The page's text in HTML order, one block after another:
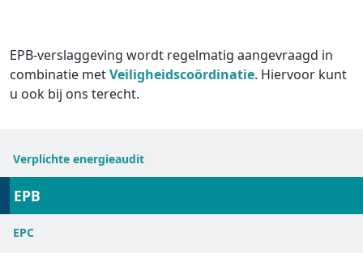
EPB-verslaggeving wordt regelmatig aangevraagd in
combinatie metVeiligheidscoördinatie. Hiervoor kunt
u ook bij ons terecht.
Verplichte energieaudit
EPB
EPC